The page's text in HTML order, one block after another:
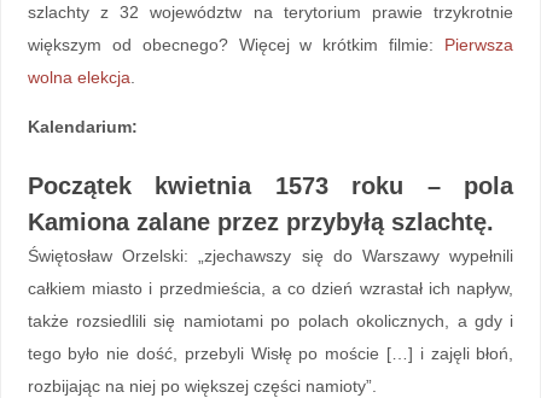
szlachty z 32 województw na terytorium prawie trzykrotnie
większym od obecnego? Więcej w krótkim filmie: Pierwsza
wolna elekcja
Kalendarium:
Początek kwietnia 1573 roku – pola
Kamiona zalane przez przybyłą szlachtę.
Świętosław Orzelski: „zjechawszy się do Warszawy wypełnili
całkiem miasto i przedmieścia, a co dzień wzrastał ich napływ,
także rozsiedlili się namiotami po polach okolicznych, a gdy i
tego było nie dość, przebyli Wisłę po moście […] i zajęli błoń,
rozbijając na niej po większej części namioty”.